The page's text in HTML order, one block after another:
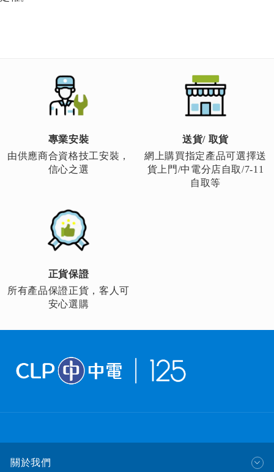
專業安裝
由供應商合資格技工安裝，
信心之選
送貨/ 取貨
網上購買指定產品可選擇送
貨上門/中電分店自取/7-11
自取等
正貨保證
所有產品保證正貨，客人可
安心選購
關於我們